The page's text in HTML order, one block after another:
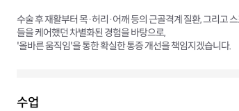
수술 후 재활부터 목·허리·어깨 등의 근골격계 질환, 그리고
들을 케어했던 차별화된 경험을 바탕으로,
'올바른 움직임'을 통한 확실한 통증 개선을 책임지겠습니다.
수업